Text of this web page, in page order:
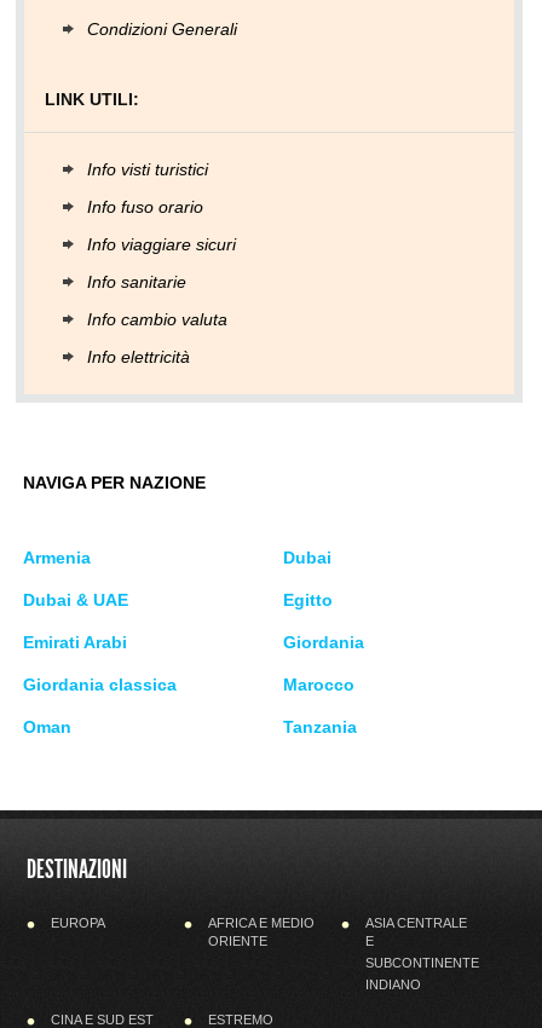
Condizioni Generali
LINK UTILI:
Info visti turistici
Info fuso orario
Info viaggiare sicuri
Info sanitarie
Info cambio valuta
Info elettricità
NAVIGA PER NAZIONE
Armenia Dubai
Dubai & UAE Egitto
Emirati Arabi Giordania
Giordania classica Marocco
Oman Tanzania
DESTINAZIONI
EUROPA AFRICA E MEDIO
ORIENTE
ASIA CENTRALE
E
SUBCONTINENTE
INDIANO
CINA E SUD EST ESTREMO